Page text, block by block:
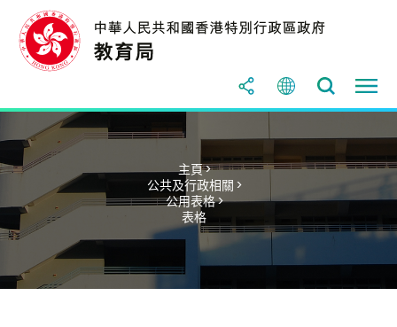
主頁 >
公共及行政相關 >
公用表格 >
表格